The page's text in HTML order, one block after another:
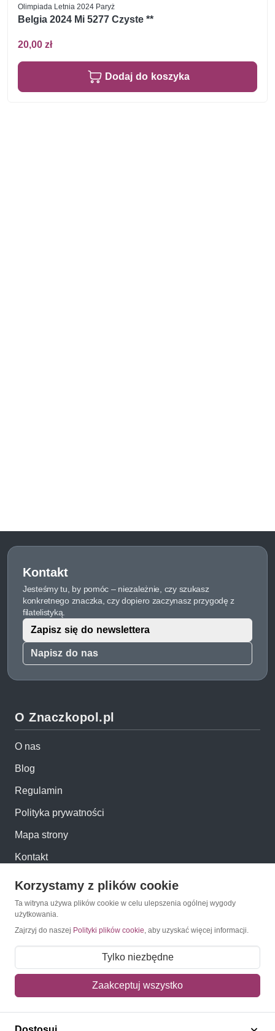
Olimpiada Letnia 2024 Paryż
Belgia 2024 Mi 5277 Czyste **
20,00 zł
Dodaj do koszyka
Kontakt
Jesteśmy tu, by pomóc – niezależnie, czy szukasz
konkretnego znaczka, czy dopiero zaczynasz przygodę z
filatelistyką.
Napisz do nas
Zapisz się do newslettera
O Znaczkopol.pl
O nas
Blog
Regulamin
Polityka prywatności
Mapa strony
Kontakt
Obsługa klienta
Pomoc i FAQ
Metody dostawy
Sposoby płatności
Zwroty i reklamacje
Jak kupować?
Korzystamy z plików cookie
Ta witryna używa plików cookie w celu ulepszenia ogólnej wygody
użytkowania.
Zajrzyj do naszej Polityki plików cookie, aby uzyskać więcej informacji.
Tylko niezbędne
Zaakceptuj wszystko